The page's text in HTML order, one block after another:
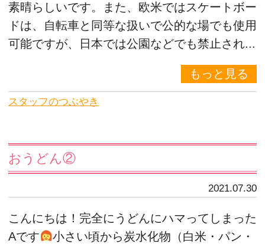
素晴らしいです。また、欧米ではスケートボー
ドは、自転車と同等な扱いで公的な場でも使用
可能ですが、日本では公園などでも禁止され...
もっと見る
スタッフのつぶやき
おうどん②
2021.07.30
こんにちは！完全にうどんにハマってしまった
Aです
小さい頃から炭水化物（白米・パン・